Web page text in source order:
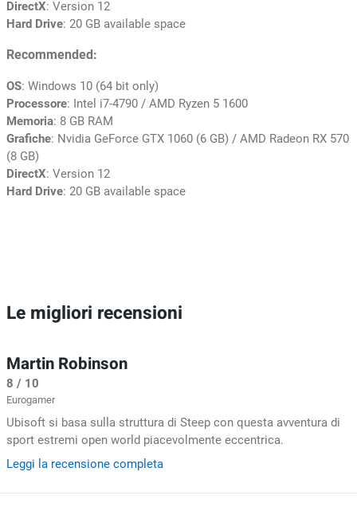
DirectX: Version 12
Hard Drive: 20 GB available space
Recommended:
OS: Windows 10 (64 bit only)
Processore: Intel i7-4790 / AMD Ryzen 5 1600
Memoria: 8 GB RAM
Grafiche: Nvidia GeForce GTX 1060 (6 GB) / AMD Radeon RX 570
(8 GB)
DirectX: Version 12
Hard Drive: 20 GB available space
Le migliori recensioni
Martin Robinson
8 / 10
Eurogamer
Ubisoft si basa sulla struttura di Steep con questa avventura di
sport estremi open world piacevolmente eccentrica.
Leggi la recensione completa